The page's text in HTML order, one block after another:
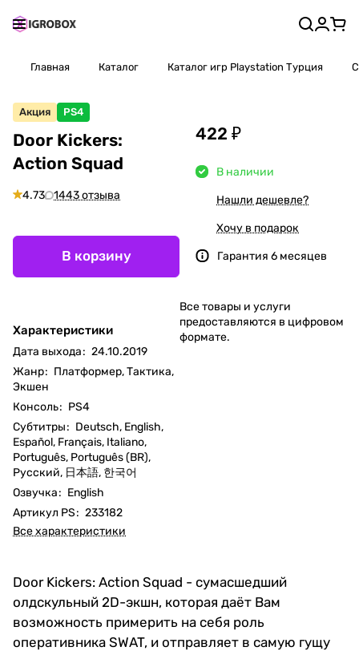
Главная Каталог Каталог игр Playstation Турция
Акция PS4
Door Kickers:
Action Squad
4.73 1443 отзыва
В корзину
Характеристики
Дата выхода: 24.10.2019
Жанр: Платформер, Тактика,
Экшен
Консоль: PS4
Субтитры: Deutsch, English,
Español, Français, Italiano,
Português, Português (BR),
Русский, 日本語, 한국어
Озвучка: English
Артикул PS: 233182
Все характеристики
422 ₽
В наличии
Нашли дешевле?
Хочу в подарок
Гарантия 6 месяцев
Все товары и услуги
предоставляются в цифровом
формате.
Door Kickers: Action Squad - сумасшедший
олдскульный 2D-экшн, которая даёт Вам
возможность примерить на себя роль
оперативника SWAT, и отправляет в самую гущу